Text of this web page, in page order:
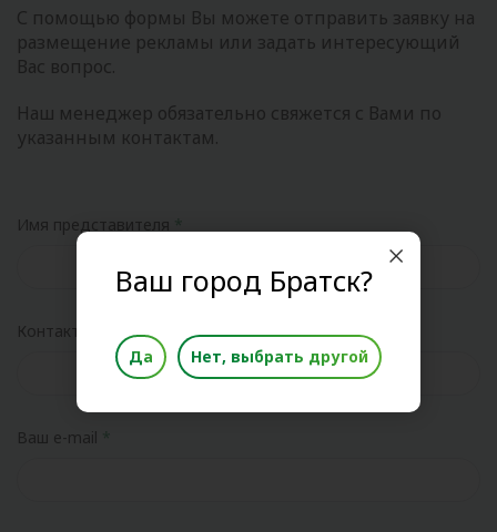
С помощью формы Вы можете отправить заявку на
размещение рекламы или задать интересующий
Вас вопрос.
Наш менеджер обязательно свяжется с Вами по
указанным контактам.
Имя представителя
Контактный телефон
Ваш e-mail
Ваш город Братск?
Да Нет, выбрать другой